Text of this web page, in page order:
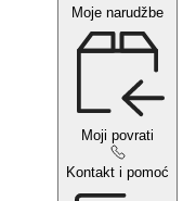
Moje narudžbe
Moji povrati
Kontakt i pomoć